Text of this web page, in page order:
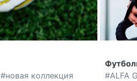
#новая коллекция
#ALFA